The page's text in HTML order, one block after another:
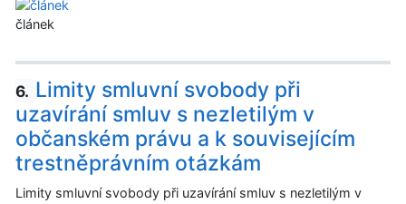
článek
6. Limity smluvní svobody při
uzavírání smluv s nezletilým v
občanském právu a k souvisejícím
trestněprávním otázkám
Limity smluvní svobody při uzavírání smluv s nezletilým v